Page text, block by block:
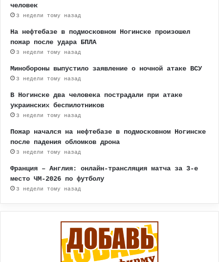
человек
3 недели тому назад
На нефтебазе в подмосковном Ногинске произошел
пожар после удара БПЛА
3 недели тому назад
Минобороны выпустило заявление о ночной атаке ВСУ
3 недели тому назад
В Ногинске два человека пострадали при атаке
украинских беспилотников
3 недели тому назад
Пожар начался на нефтебазе в подмосковном Ногинске
после падения обломков дрона
3 недели тому назад
Франция – Англия: онлайн-трансляция матча за 3-е
место ЧМ-2026 по футболу
3 недели тому назад